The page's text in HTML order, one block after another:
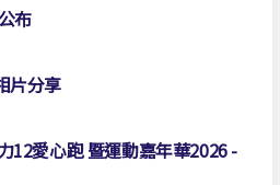
布
片分享
12愛心跑 暨運動嘉年華2026 -